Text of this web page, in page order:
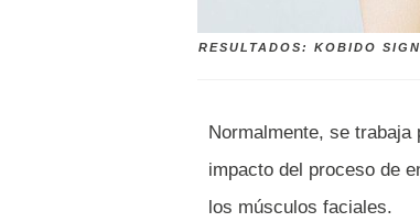
RESULTADOS: KOBIDO
Normalmente, se
impacto del proceso de
los músculos faciales.